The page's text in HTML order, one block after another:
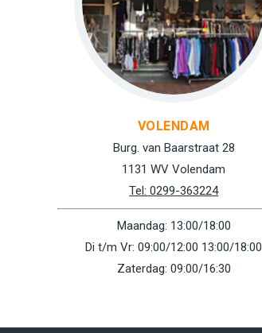
VOLENDAM
Burg. van Baarstraat 28
1131 WV Volendam
Tel: 0299-363224
Maandag: 13:00/18:00
Di t/m Vr: 09:00/12:00 13:00/18:00
Zaterdag: 09:00/16:30